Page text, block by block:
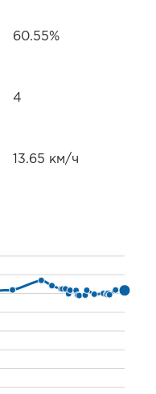
60.55%
4
13.65 км/ч